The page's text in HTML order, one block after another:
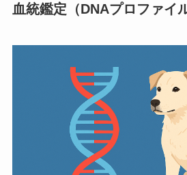
血統鑑定（DNAプロファイ